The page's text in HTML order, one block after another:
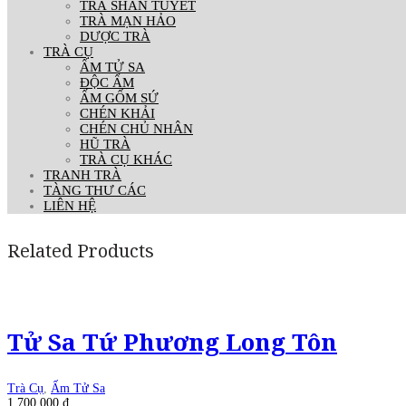
TRÀ SHAN TUYẾT
TRÀ MẠN HẢO
DƯỢC TRÀ
TRÀ CỤ
ẤM TỬ SA
ĐỘC ẨM
ẤM GỐM SỨ
CHÉN KHẢI
CHÉN CHỦ NHÂN
HŨ TRÀ
TRÀ CỤ KHÁC
TRANH TRÀ
TÀNG THƯ CÁC
LIÊN HỆ
Related Products
Tử Sa Tứ Phương Long Tôn
Trà Cụ
Ấm Tử Sa
1.700.000 ₫